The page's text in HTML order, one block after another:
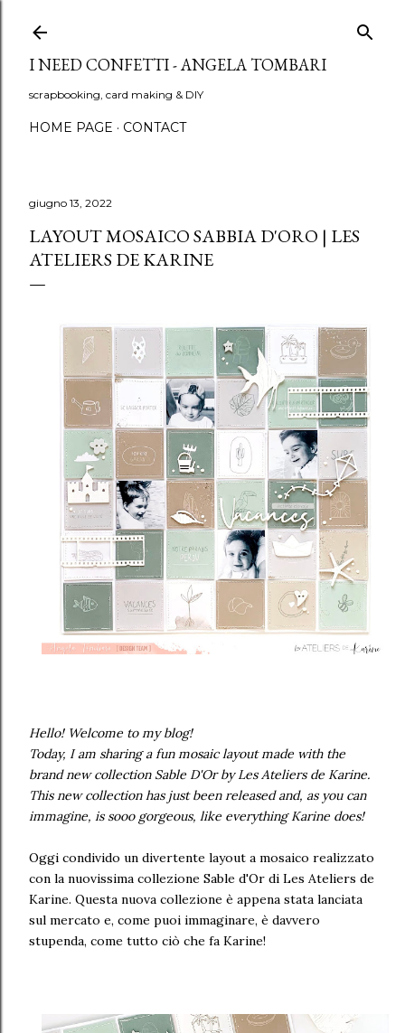
I NEED CONFETTI - ANGELA TOMBARI
scrapbooking, card making & DIY
HOME PAGE CONTACT
giugno 13, 2022
LAYOUT MOSAICO SABBIA D'ORO | LES
ATELIERS DE KARINE
Hello! Welcome to my blog!
Today, I am sharing a fun mosaic layout made with the
brand new collection Sable D'Or by Les Ateliers de Karine.
This new collection has just been released and, as you can
immagine, is sooo gorgeous, like everything Karine does!
Oggi condivido un divertente layout a mosaico realizzato
con la nuovissima collezione Sable d'Or di Les Ateliers de
Karine. Questa nuova collezione è appena stata lanciata
sul mercato e, come puoi immaginare, è davvero
stupenda, come tutto ciò che fa Karine!